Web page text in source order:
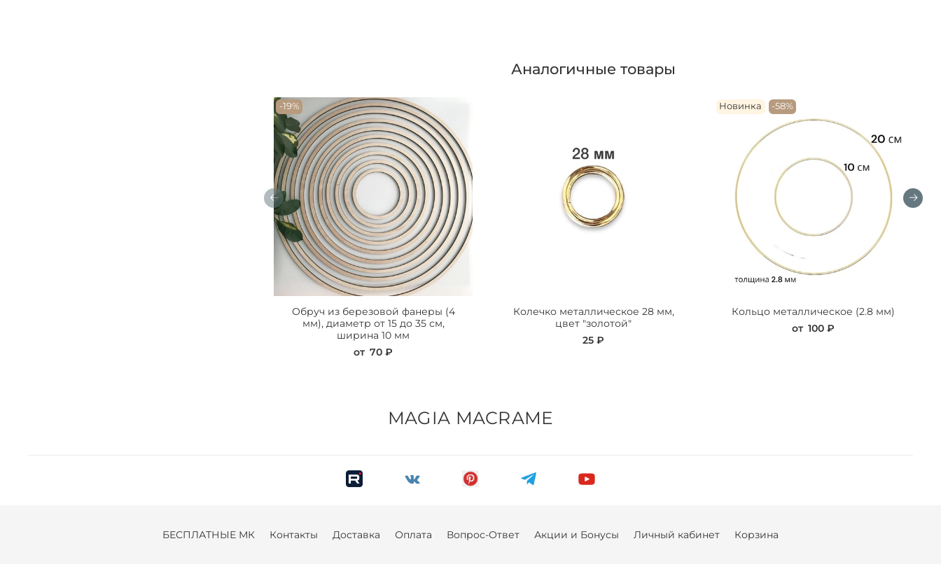
Аналогичные товары
-19%
Обруч из березовой фанеры (4
мм), диаметр от 15 до 35 см,
ширина 10 мм
от 70 ₽
Колечко металлическое 28 мм,
цвет "золотой"
25 ₽
Новинка -58%
Кольцо металлическое (2.8 мм)
от 100 ₽
MAGIA MACRAME
БЕСПЛАТНЫЕ МК Контакты Доставка Оплата Вопрос-Ответ Акции и Бонусы Личный кабинет Корзина